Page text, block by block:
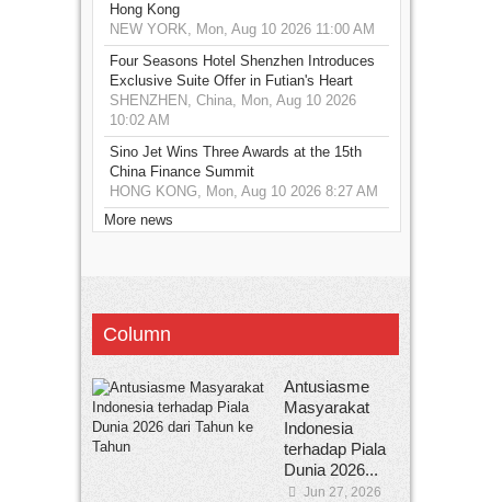
Hong Kong
NEW YORK, Mon, Aug 10 2026 11:00 AM
Four Seasons Hotel Shenzhen Introduces
Exclusive Suite Offer in Futian's Heart
SHENZHEN, China, Mon, Aug 10 2026
10:02 AM
Sino Jet Wins Three Awards at the 15th
China Finance Summit
HONG KONG, Mon, Aug 10 2026 8:27 AM
More news
Column
Antusiasme
Masyarakat
Indonesia
terhadap Piala
Dunia 2026...
Jun 27, 2026